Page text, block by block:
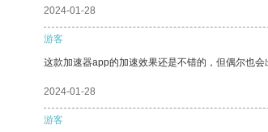
2024-01-28
游客
这款加速器app的加速效果还是不错的，但偶尔也会
2024-01-28
游客